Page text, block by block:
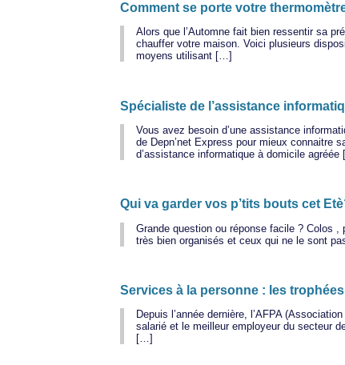
Comment se porte votre
Alors que l’Automne fait bien ressentir sa
chauffer votre maison. Voici plusieurs
moyens utilisant […]
Spécialiste de l’assistance
Vous avez besoin d’une assistance
de Depn’net Express pour mieux connaitre
d’assistance informatique à domicile
Qui va garder vos p’tits bouts cet
Grande question ou réponse facile ? Colos
très bien organisés et ceux qui ne le sont
Services à la personne : les
Depuis l’année dernière, l’AFPA
salarié et le meilleur employeur du secteur
[…]